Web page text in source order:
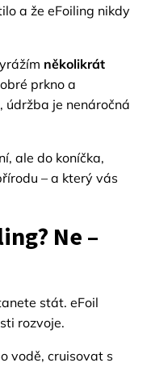
a že eFoiling nikdy
několikrát
prkno a
údržba je nenáročná
ale do koníčka,
– a který vás
Ne –
stát. eFoil
rozvoje.
vodě, cruisovat s